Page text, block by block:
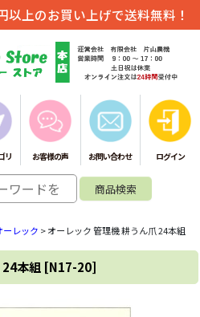
以上のお買い上げで送料無料！
リ お客様の声 お問い合わせ ログイン
ーレック >オーレック 管理機 耕うん爪 24本組
24本組 [N17-20]